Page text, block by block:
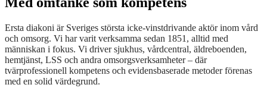
Ersta diakoni är Sveriges största icke-vinstdrivande aktör inom vård
och omsorg. Vi har varit verksamma sedan 1851, alltid med
människan i fokus. Vi driver sjukhus, vårdcentral, äldreboenden,
hemtjänst, LSS och andra omsorgsverksamheter – där
tvärprofessionell kompetens och evidensbaserade metoder förenas
med en solid värdegrund.